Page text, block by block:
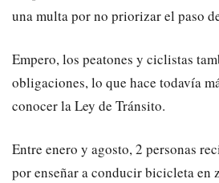
una multa por no priorizar el paso
Empero, los peatones y ciclistas
obligaciones, lo que hace todavía
conocer la Ley de Tránsito.
Entre enero y agosto, 2 personas
por enseñar a conducir bicicleta en